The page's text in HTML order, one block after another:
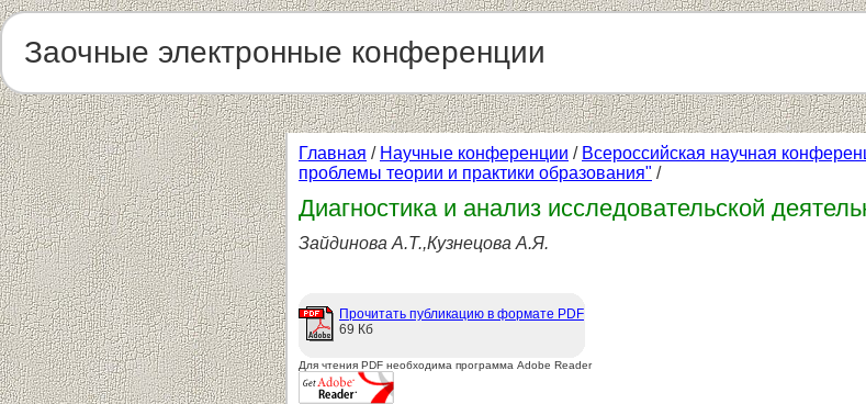
Заочные электронные конференции
Главная / Научные конференции / Всероссийская научная
проблемы теории и практики образования" /
Диагностика и анализ исследовательской
Зайдинова А.Т.,Кузнецова А.Я.
Прочитать публикацию в формате PDF
69 Кб
Для чтения PDF необходима программа Adobe Reader